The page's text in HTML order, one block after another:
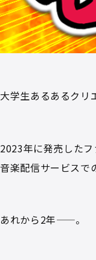
大学生あるあるクリ
2023年に発売した
音楽配信サービスで
あれから2年——。